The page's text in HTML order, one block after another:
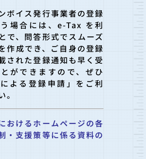
ボイス発行事業者の登録
場合には、e-Tax を利
で、問答形式でスムーズ
作成でき、ご自身の登録
された登録通知も早く受
ができますので、ぜひ
よる登録申請」をご利
おけるホームページの各
・支援策等に係る資料の